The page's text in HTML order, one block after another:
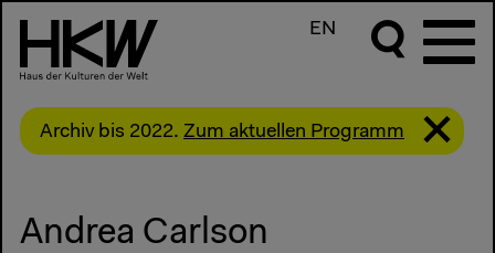
EN
Archiv bis 2022. Zum aktuellen Programm
Andrea Carlson